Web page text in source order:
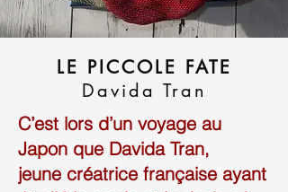
LE PICCOLE FATE
Davida Tran
C’est lors d’un voyage au
Japon que Davida Tran,
jeune créatrice française ayant